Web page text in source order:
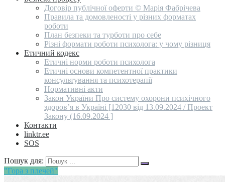
Договір публічної оферти © Марія Фабрічева
Правила та домовленості у різних форматах
роботи
План безпеки та турботи про себе
Різні формати роботи психолога: у чому різниця
Етичний кодекс
Етичні норми роботи психолога
Етичні основи компетентної практики
консультування та психотерапії
Нормативні акти
Закон України Про систему охорони психічного
здоров’я в Україні [12030 від 13.09.2024 / Проект
Закону (16.09.2024 ]
Контакти
linktr.ee
SOS
Пошук для:
"Гора з плечей"